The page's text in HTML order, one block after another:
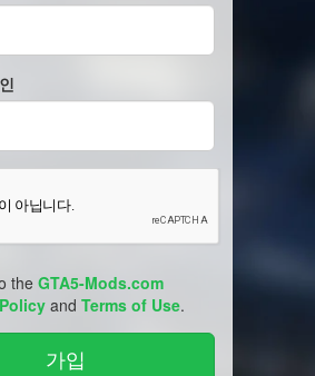
the GTA5-Mods.com
and Terms of Use.